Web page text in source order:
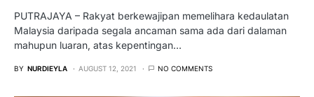
PUTRAJAYA – Rakyat berkewajipan memelihara kedaulatan
Malaysia daripada segala ancaman sama ada dari dalaman
mahupun luaran, atas kepentingan…
BY NURDIEYLA AUGUST 12, 2021 NO COMMENTS